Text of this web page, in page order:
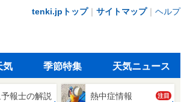
tenki.jpトップ｜ サイトマップ｜ ヘルプ
気 季節特集 天気ニュース
報士の解説 熱中症情報 注目